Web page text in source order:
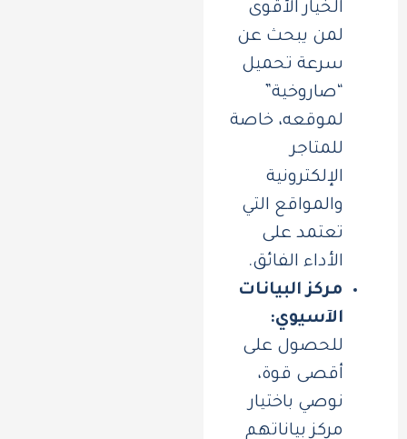
الخيار الأقوى
لمن يبحث عن
سرعة تحميل
“صاروخية”
لموقعه، خاصة
للمتاجر
الإلكترونية
والمواقع التي
تعتمد على
الأداء الفائق.
مركز البيانات
الآسيوي:
للحصول على
أقصى قوة،
نوصي باختيار
مركز بياناتهم